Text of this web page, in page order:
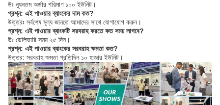
উঃ ন্যূনতম অর্ডার পরিমাণ ১০০ ইউনিট।
প্রশ্ন: এই পাওয়ার ব্যাংকের দাম কত?
উত্তরঃ সর্বশেষ মূল্য জানতে আমাদের সাথে যোগাযোগ করুন।
প্রশ্ন: এই পাওয়ার ব্যাংকটি সরবরাহ করতে কত সময় লাগবে?
উঃ ডেলিভারি সময় ২৫ দিন।
প্রশ্ন: এই পাওয়ার ব্যাংকের সরবরাহ ক্ষমতা কত?
উত্তর: সরবরাহ ক্ষমতা প্রতিদিন ১০ হাজার ইউনিট।